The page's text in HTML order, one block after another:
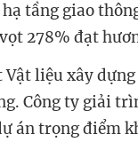
tầng giao
278% đạt
Vật liệu xây
Công ty giải
án trọng điểm